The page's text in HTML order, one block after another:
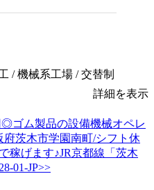
/ 機械系工場 / 交替制
詳細を表示